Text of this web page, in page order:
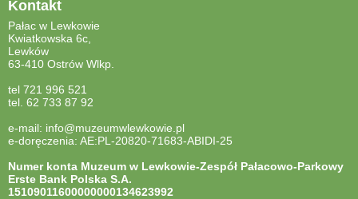
Kontakt
Pałac w Lewkowie
Kwiatkowska 6c,
Lewków
63-410 Ostrów Wlkp.
tel 721 996 521
tel. 62 733 87 92
e-mail: info@muzeumwlewkowie.pl
e-doręczenia: AE:PL-20820-71683-ABIDI-25
Numer konta Muzeum w Lewkowie-Zespół Pałacowo-Parkowy
Erste Bank Polska S.A.
15109011600000000134623992